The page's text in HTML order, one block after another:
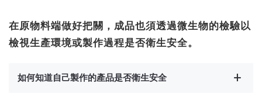
在原物料端做好把關，成品也須透過微生物的檢驗以
檢視生產環境或製作過程是否衛生安全。
如何知道自己製作的產品是否衛生安全